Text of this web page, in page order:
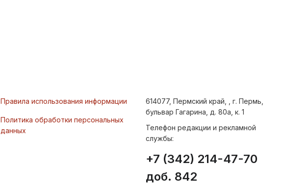
Правила использования информации
Политика обработки персональных
данных
614077, Пермский край, , г. Пермь,
бульвар Гагарина, д. 80а, к. 1
Телефон редакции и рекламной
службы:
+7 (342) 214-47-70
доб. 842